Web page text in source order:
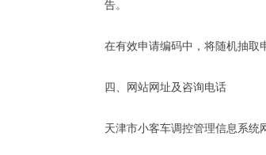
告。
在有效申请编码中，将随机抽取
四、网站网址及咨询电话
天津市小客车调控管理信息系统